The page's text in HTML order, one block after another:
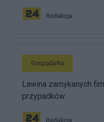
Redakcja
Gospodarka
Lawina zamykanych
przypadków
Redakcja